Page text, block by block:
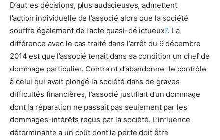
D’autres décisions, plus audacieuses, admettent
l’action individuelle de l’associé alors que la société
souffre également de l’acte quasi-délictueux7. La
différence avec le cas traité dans l’arrêt du 9 décembre
2014 est que l’associé tenait dans sa condition un chef de
dommage particulier. Contraint d’abandonner le contrôle
à celui qui avait plongé la société dans de graves
difficultés financières, l’associé justifiait d’un dommage
dont la réparation ne passait pas seulement par les
dommages-intérêts reçus par la société. L’influence
déterminante a un coût dont la perte doit être